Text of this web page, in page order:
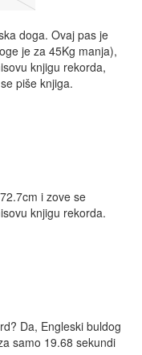
doga. Ovaj pas je
je za 45Kg manja),
knjigu rekorda,
piše knjiga.
i zove se
knjigu rekorda.
Da, Engleski buldog
samo 19.68 sekundi